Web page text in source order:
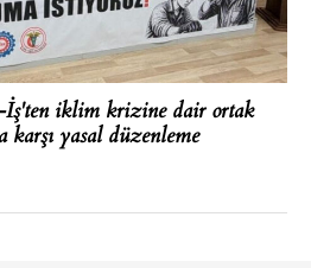
iklim krizine dair ortak
karşı yasal düzenleme